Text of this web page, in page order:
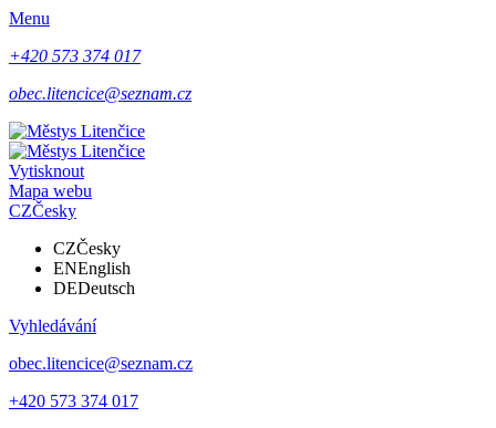
Menu
+420 573 374 017
obec.litencice@seznam.cz
Vytisknout
Mapa webu
CZČesky
CZČesky
ENEnglish
DEDeutsch
Vyhledávání
obec.litencice@seznam.cz
+420 573 374 017